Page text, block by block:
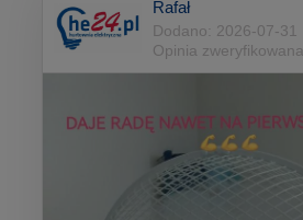
Rafał
Dodano: 2026-07-31
Opinia zweryfikowana